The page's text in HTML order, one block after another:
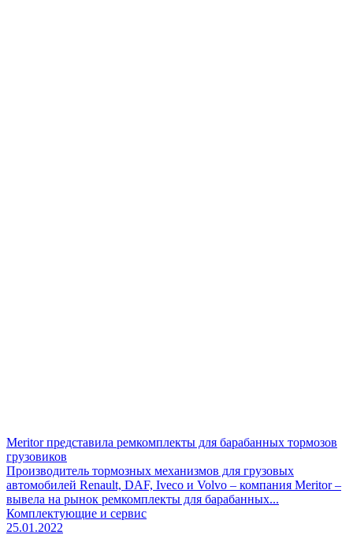
Meritor представила ремкомплекты для барабанных тормозов
грузовиков
Производитель тормозных механизмов для грузовых
автомобилей Renault, DAF, Iveco и Volvo – компания Meritor –
вывела на рынок ремкомплекты для барабанных...
Комплектующие и сервис
25.01.2022